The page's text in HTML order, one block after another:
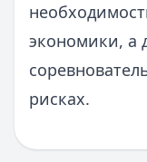
экономики, а
рисках.